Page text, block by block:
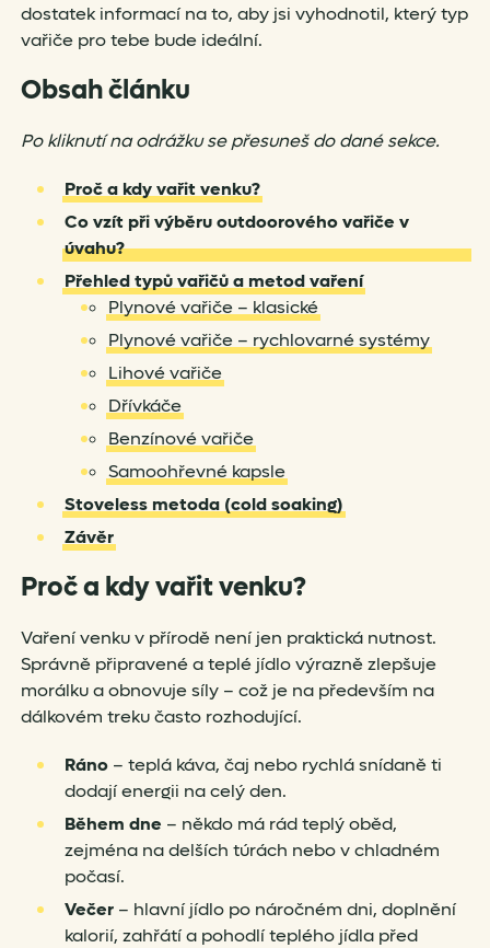
dostatek informací na to, aby jsi vyhodnotil, který typ
vařiče pro tebe bude ideální.
Obsah článku
Po kliknutí na odrážku se přesuneš do dané sekce.
Proč a kdy vařit venku?
Co vzít při výběru outdoorového vařiče v
úvahu?
Přehled typů vařičů a metod vaření
Plynové vařiče – klasické
Plynové vařiče – rychlovarné systémy
Lihové vařiče
Dřívkáče
Benzínové vařiče
Samoohřevné kapsle
Stoveless metoda (cold soaking)
Závěr
Proč a kdy vařit venku?
Vaření venku v přírodě není jen praktická nutnost.
Správně připravené a teplé jídlo výrazně zlepšuje
morálku a obnovuje síly – což je na především na
dálkovém treku často rozhodující.
Ráno– teplá káva, čaj nebo rychlá snídaně ti
dodají energii na celý den.
Během dne – někdo má rád teplý oběd,
zejména na delších túrách nebo v chladném
počasí.
Večer– hlavní jídlo po náročném dni, doplnění
kalorií, zahřátí a pohodlí teplého jídla před